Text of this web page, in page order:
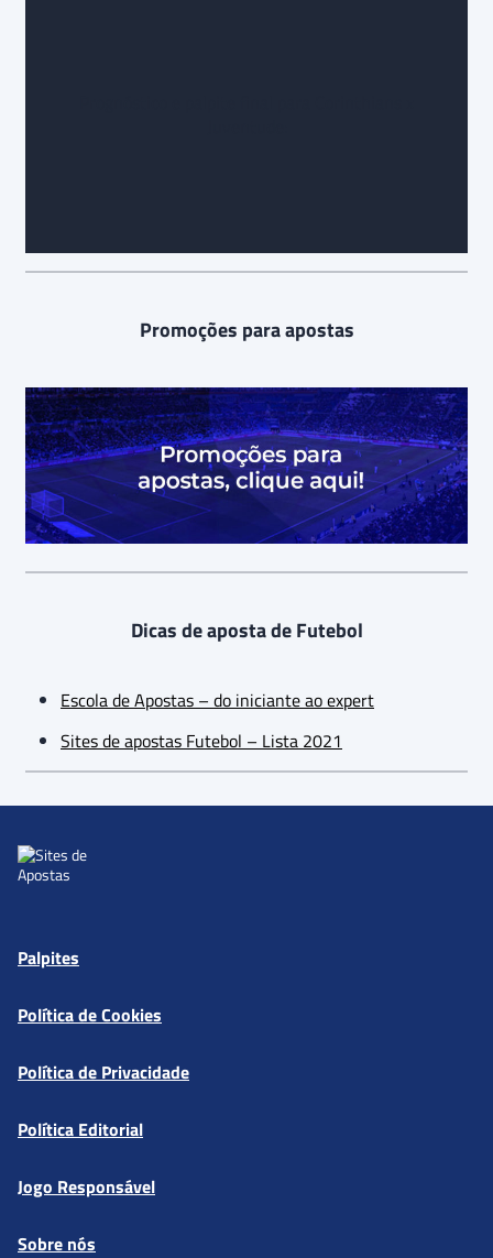
Promoções para apostas
Dicas de aposta de Futebol
Escola de Apostas – do iniciante ao expert
Sites de apostas Futebol – Lista 2021
Palpites
Política de Cookies
Política de Privacidade
Política Editorial
Jogo Responsável
Sobre nós